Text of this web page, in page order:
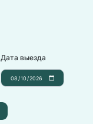
Дата выезда